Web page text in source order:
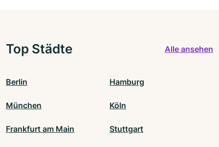
Top Städte Alle ansehen
Berlin Hamburg
München Köln
Frankfurt am Main Stuttgart